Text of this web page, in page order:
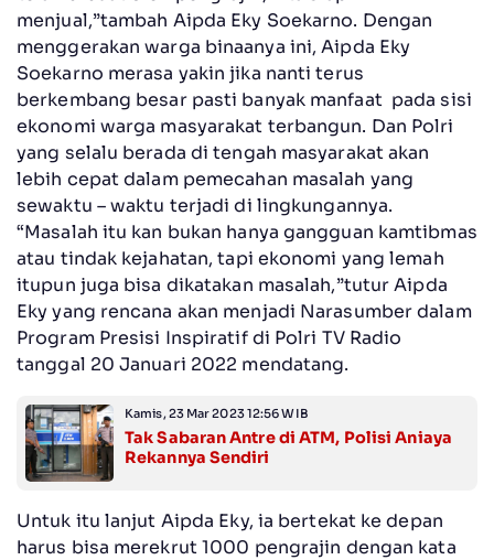
menjual,”tambah Aipda Eky Soekarno. Dengan
menggerakan warga binaanya ini, Aipda Eky
Soekarno merasa yakin jika nanti terus
berkembang besar pasti banyak manfaat pada sisi
ekonomi warga masyarakat terbangun. Dan Polri
yang selalu berada di tengah masyarakat akan
lebih cepat dalam pemecahan masalah yang
sewaktu – waktu terjadi di lingkungannya.
“Masalah itu kan bukan hanya gangguan kamtibmas
atau tindak kejahatan, tapi ekonomi yang lemah
itupun juga bisa dikatakan masalah,”tutur Aipda
Eky yang rencana akan menjadi Narasumber dalam
Program Presisi Inspiratif di Polri TV Radio
tanggal 20 Januari 2022 mendatang.
Kamis, 23 Mar 2023 12:56 WIB
Tak Sabaran Antre di ATM, Polisi Aniaya
Rekannya Sendiri
Untuk itu lanjut Aipda Eky, ia bertekat ke depan
harus bisa merekrut 1000 pengrajin dengan kata